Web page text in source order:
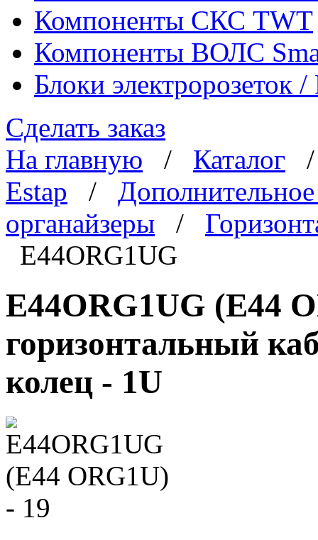
Компоненты СКС TWT
Компоненты ВОЛС
Блоки электророзеток
Сделать заказ
На главную / Каталог
Estap /
органайзеры /
E44ORG1UG
E44ORG1UG (E44
горизонтальный
колец - 1U